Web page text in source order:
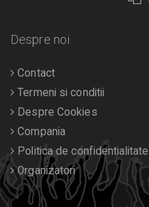
Despre noi
Contact
Termeni si conditii
Despre Cookies
Compania
Politica de confidentialitate
Organizatori